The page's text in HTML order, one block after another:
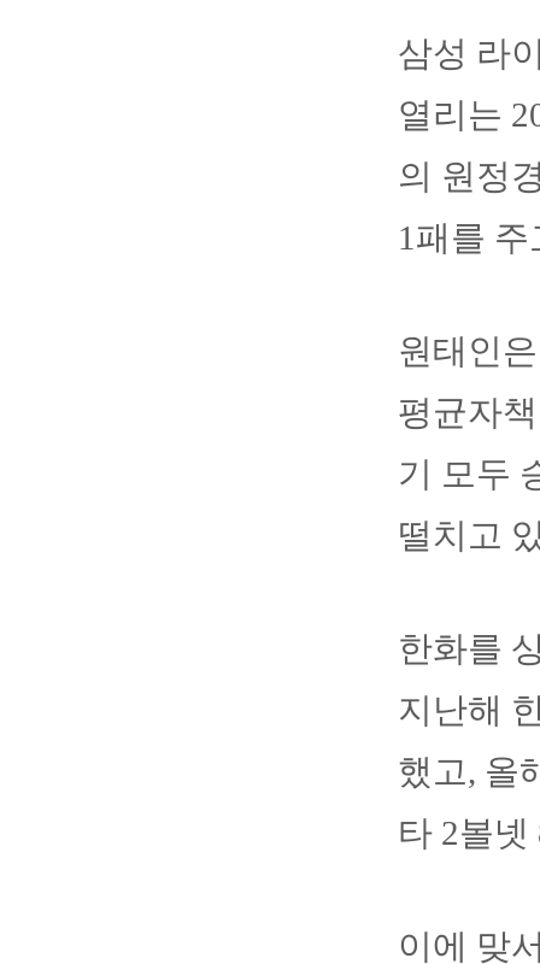
삼성 라
열리는
의 원정
1패를
원태인
평균자
기 모두
떨치고
한화를
지난해
했고, 올
타 2볼
이에 맞